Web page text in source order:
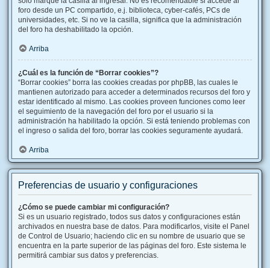
foro desde un PC compartido, e.j. biblioteca, cyber-cafés, PCs de
universidades, etc. Si no ve la casilla, significa que la administración
del foro ha deshabilitado la opción.
Arriba
¿Cuál es la función de “Borrar cookies”?
“Borrar cookies” borra las cookies creadas por phpBB, las cuales le
mantienen autorizado para acceder a determinados recursos del foro y
estar identificado al mismo. Las cookies proveen funciones como leer
el seguimiento de la navegación del foro por el usuario si la
administración ha habilitado la opción. Si está teniendo problemas con
el ingreso o salida del foro, borrar las cookies seguramente ayudará.
Arriba
Preferencias de usuario y configuraciones
¿Cómo se puede cambiar mi configuración?
Si es un usuario registrado, todos sus datos y configuraciones están
archivados en nuestra base de datos. Para modificarlos, visite el Panel
de Control de Usuario; haciendo clic en su nombre de usuario que se
encuentra en la parte superior de las páginas del foro. Este sistema le
permitirá cambiar sus datos y preferencias.